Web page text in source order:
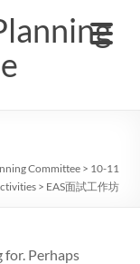
Committee > 10-11
> EAS面試工作坊
for. Perhaps